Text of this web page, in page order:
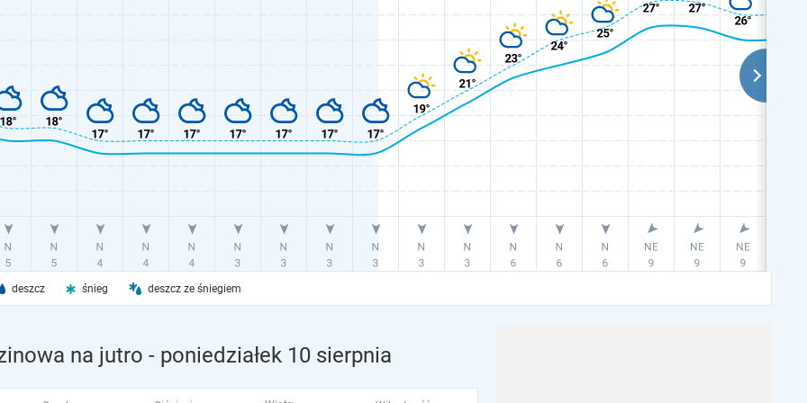
deszcz śnieg deszcz ze śniegiem
na jutro - poniedziałek 10 sierpnia